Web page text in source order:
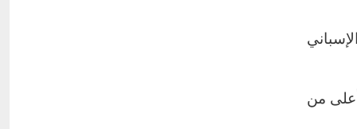
في نسبة أعلى من